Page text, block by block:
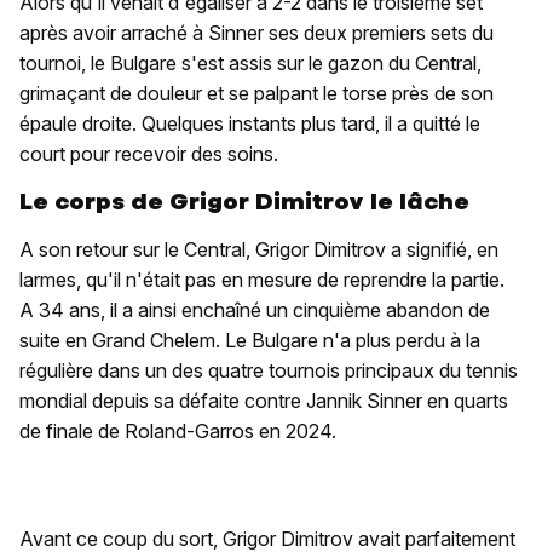
après avoir arraché à Sinner ses deux premiers sets du
tournoi, le Bulgare s'est assis sur le gazon du Central,
grimaçant de douleur et se palpant le torse près de son
épaule droite. Quelques instants plus tard, il a quitté le
court pour recevoir des soins.
Le corps de Grigor Dimitrov le lâche
A son retour sur le Central, Grigor Dimitrov a signifié, en
larmes, qu'il n'était pas en mesure de reprendre la partie.
A 34 ans, il a ainsi enchaîné un cinquième abandon de
suite en Grand Chelem. Le Bulgare n'a plus perdu à la
régulière dans un des quatre tournois principaux du tennis
mondial depuis sa défaite contre Jannik Sinner en quarts
de finale de Roland-Garros en 2024.
Avant ce coup du sort, Grigor Dimitrov avait parfaitement